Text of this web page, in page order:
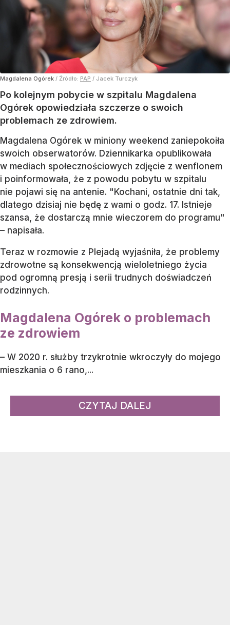
Magdalena Ogórek / Źródło: PAP / Jacek Turczyk
Po kolejnym pobycie w szpitalu Magdalena
Ogórek opowiedziała szczerze o swoich
problemach ze zdrowiem.
Magdalena Ogórek w miniony weekend zaniepokoiła
swoich obserwatorów. Dziennikarka opublikowała
w mediach społecznościowych zdjęcie z wenflonem
i poinformowała, że z powodu pobytu w szpitalu
nie pojawi się na antenie. "Kochani, ostatnie dni tak,
dlatego dzisiaj nie będę z wami o godz. 17. Istnieje
szansa, że dostarczą mnie wieczorem do programu"
– napisała.
Teraz w rozmowie z Plejadą wyjaśniła, że problemy
zdrowotne są konsekwencją wieloletniego życia
pod ogromną presją i serii trudnych doświadczeń
rodzinnych.
Magdalena Ogórek o problemach
ze zdrowiem
– W 2020 r. służby trzykrotnie wkroczyły do mojego
mieszkania o 6 rano,...
CZYTAJ DALEJ